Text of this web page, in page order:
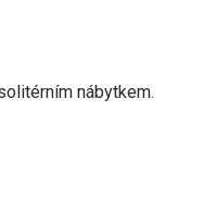
nábytkem.